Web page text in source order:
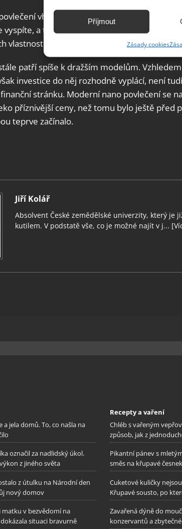
Identifikace zařízení na základě
základě aktivně vyžádaných
Zajištění bezpečnosti, předcházení
odstraňování chyb, Poskytování a
Ukládání a sdělování voleb
Příjmout
Zásady cookies
vhodné péřové polštáře
a deky,
a to i v chladných zimních měsících.
vlastností nano povlečení je totiž vysoká
patří spíše k dražším modelům.
investice do něj rozhodně vyplácí, není
stránku. Moderní nano povlečení se
příznivější ceny, než tomu bylo ještě před
teprve začínalo.
Jiří Kolář
Absolvent České zemědělské univerzity, který je
kutilem. V podstatě vše, co je možné najít v j...
a jela domů. To, co našla na
označil za nadlidský úkol.
z jiného světa
z útulku na Národní den
nový domov
matku v bezvědomí na
situaci bravurně
Recepty a vaření
Chléb s vařeným
způsob, jak z
Pikantní pánev s
směs na křupavé
Cuketové kuličky
Křupavé sousto, po
Zavařená dýně do
konzervantů a